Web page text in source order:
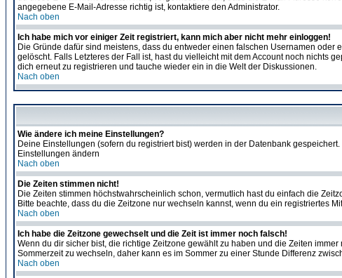
angegebene E-Mail-Adresse richtig ist, kontaktiere den Administrator.
Nach oben
Ich habe mich vor einiger Zeit registriert, kann mich aber nicht mehr einloggen!
Die Gründe dafür sind meistens, dass du entweder einen falschen Usernamen
gelöscht. Falls Letzteres der Fall ist, hast du vielleicht mit dem Account noch nichts
dich erneut zu registrieren und tauche wieder ein in die Welt der Diskussionen.
Nach oben
Wie ändere ich meine Einstellungen?
Deine Einstellungen (sofern du registriert bist) werden in der Datenbank gespeichert.
Einstellungen ändern
Nach oben
Die Zeiten stimmen nicht!
Die Zeiten stimmen höchstwahrscheinlich schon, vermutlich hast du einfach die
Bitte beachte, dass du die Zeitzone nur wechseln kannst, wenn du ein registriertes
Nach oben
Ich habe die Zeitzone gewechselt und die Zeit ist immer noch falsch!
Wenn du dir sicher bist, die richtige Zeitzone gewählt zu haben und die Zeiten
Sommerzeit zu wechseln, daher kann es im Sommer zu einer Stunde Differenz
Nach oben